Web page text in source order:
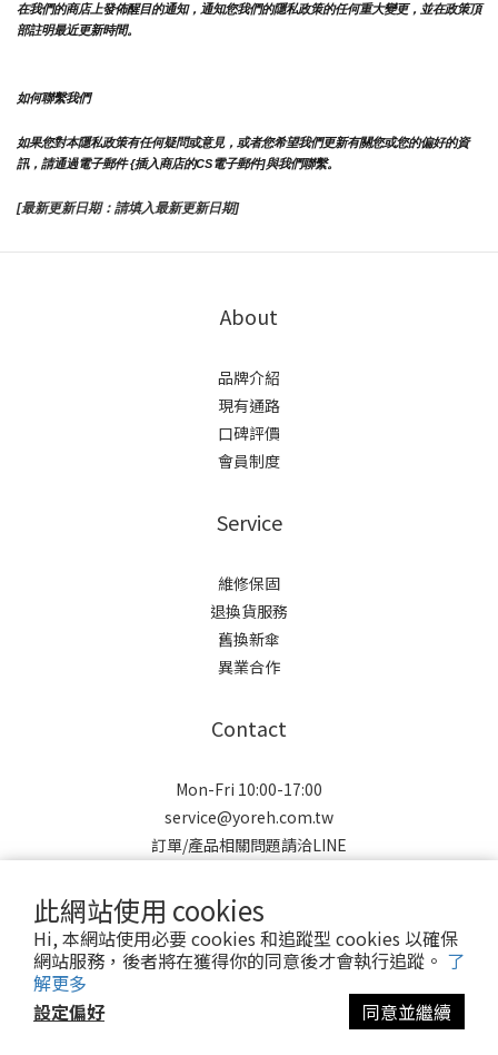
此網站使用 cookies
Hi, 本網站使用必要 cookies 和追蹤型 cookies 以確保
網站服務，後者將在獲得你的同意後才會執行追蹤。 了
解更多
設定偏好
同意並繼續
在我們的商店上發佈醒目的通知，通知您我們的隱私政策的任何重大變更，並在政策頂
部註明最近更新時間。
如何聯繫我們
如果您對本隱私政策有任何疑問或意見，或者您希望我們更新有關您或您的偏好的資
訊，請通過電子郵件 {插入商店的CS電子郵件]與我們聯繫。
[最新更新日期：請填入最新更新日期]
About
品牌介紹
現有通路
口碑評價
會員制度
Service
維修保固
退換貨服務
舊換新傘
異業合作
Contact
Mon-Fri 10:00-17:00
service@yoreh.com.tw
訂單/產品相關問題請洽LINE
Copyright © 2021 Yoreh. All rights reserved.